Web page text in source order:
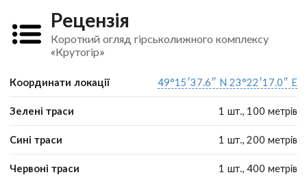
Рецензія
Короткий огляд гірськолижного комплексу
«Крутогір»
Координати локації 49°15′37.6″ N 23°22′17.0″ E
Зелені траси 1 шт., 100 метрів
Сині траси 1 шт., 200 метрів
Червоні траси 1 шт., 400 метрів